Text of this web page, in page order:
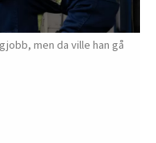
men da ville han gå